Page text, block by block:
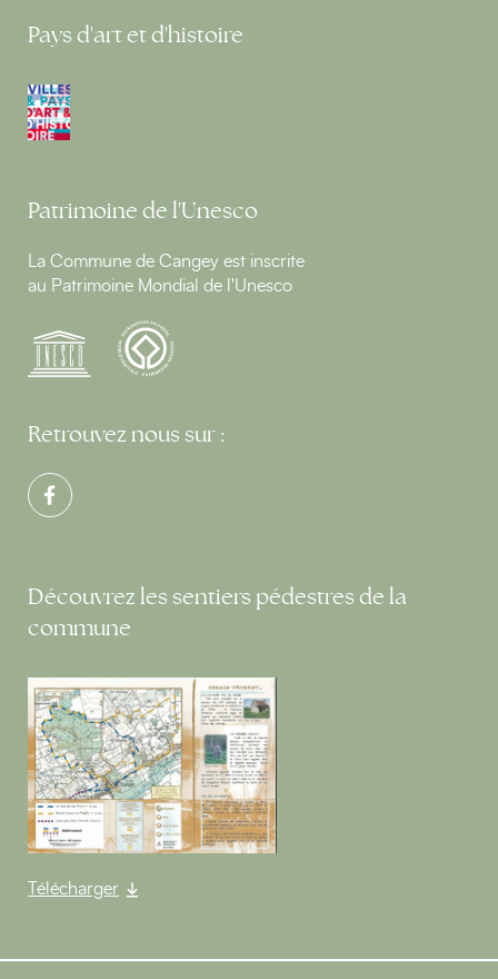
Pays d'art et d'histoire
Patrimoine de l'Unesco
La Commune de Cangey est inscrite
au Patrimoine Mondial de l'Unesco
Retrouvez nous sur :
Découvrez les sentiers pédestres de la
commune
Télécharger